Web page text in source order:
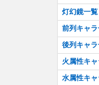
灯幻鏡一覧
前列キャ
後列キャ
火属性キ
水属性キ